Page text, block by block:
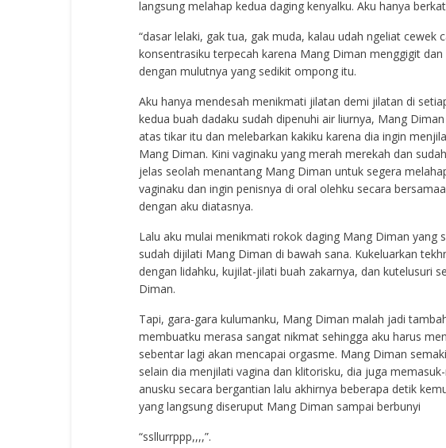
langsung melahap kedua daging kenyalku. Aku hanya
“dasar lelaki, gak tua, gak muda, kalau udah ngeliat cewek
konsentrasiku terpecah karena Mang Diman menggigit
dengan mulutnya yang sedikit ompong itu.
Aku hanya mendesah menikmati jilatan demi jilatan di
kedua buah dadaku sudah dipenuhi air liurnya, Mang
atas tikar itu dan melebarkan kakiku karena dia ingin
Mang Diman. Kini vaginaku yang merah merekah dan
jelas seolah menantang Mang Diman untuk segera
vaginaku dan ingin penisnya di oral olehku secara
dengan aku diatasnya.
Lalu aku mulai menikmati rokok daging Mang Diman yang
sudah dijilati Mang Diman di bawah sana. Kukeluarkan
dengan lidahku, kujilat-jilati buah zakarnya, dan kutelusuri
Diman.
Tapi, gara-gara kulumanku, Mang Diman malah jadi
membuatku merasa sangat nikmat sehingga aku harus
sebentar lagi akan mencapai orgasme. Mang Diman
selain dia menjilati vagina dan klitorisku, dia juga
anusku secara bergantian lalu akhirnya beberapa detik
yang langsung diseruput Mang Diman sampai berbunyi
“ssllurrppp,,,,”.